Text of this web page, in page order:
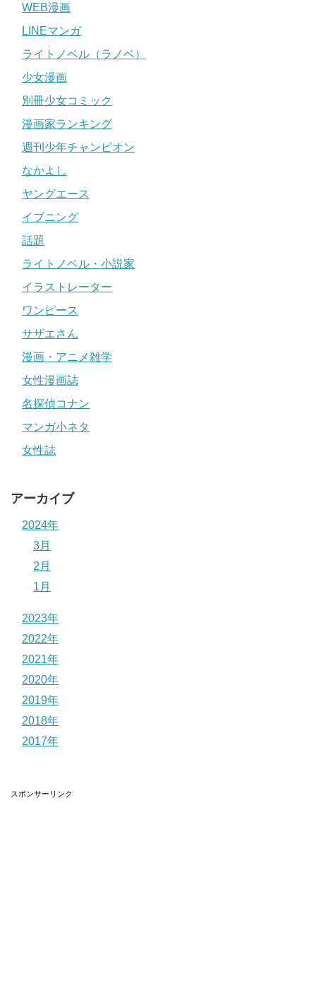
WEB漫画
LINEマンガ
ライトノベル（ラノベ）
少女漫画
別冊少女コミック
漫画家ランキング
週刊少年チャンピオン
なかよし
ヤングエース
イブニング
話題
ライトノベル・小説家
イラストレーター
ワンピース
サザエさん
漫画・アニメ雑学
女性漫画誌
名探偵コナン
マンガ小ネタ
女性誌
アーカイブ
2024年
3月
2月
1月
2023年
2022年
2021年
2020年
2019年
2018年
2017年
スポンサーリンク